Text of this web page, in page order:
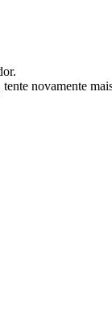
novamente